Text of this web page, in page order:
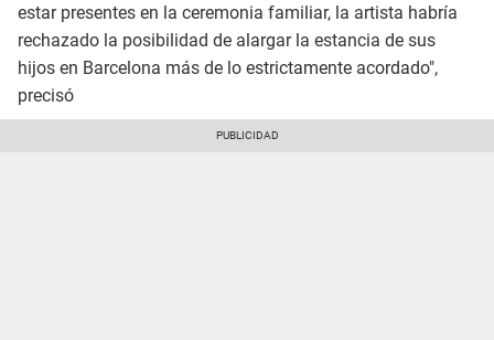
estar presentes en la ceremonia familiar, la artista habría
rechazado la posibilidad de alargar la estancia de sus
hijos en Barcelona más de lo estrictamente acordado",
precisó